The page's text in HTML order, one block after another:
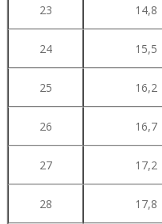
23 14,8
24 15,5
25 16,2
26 16,7
27 17,2
28 17,8